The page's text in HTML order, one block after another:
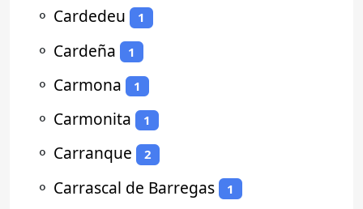
⚬ Cardedeu 1
⚬ Cardeña 1
⚬ Carmona 1
⚬ Carmonita 1
⚬ Carranque 2
⚬ Carrascal de Barregas 1